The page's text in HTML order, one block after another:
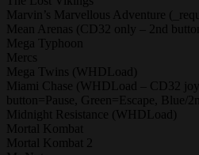
Marvin’s Marvellous Adventure
Mean Arenas (CD32 only – 2nd
Mega Typhoon
Mercs
Mega Twins (WHDLoad)
Miami Chase (WHDLoad – CD32
button=Pause, Green=Escape, Blue/
Midnight Resistance (WHDLoad)
Mortal Kombat
Mortal Kombat 2